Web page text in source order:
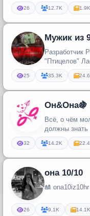
на
26 12.7K 1.9K
Мужик из
Разработчик
"Птицелов"
25 35.3K
Он&Она🍇
Всё, о чём
должны
32 14.2K
она 10/10
🎎
26 9.1K 14.1K